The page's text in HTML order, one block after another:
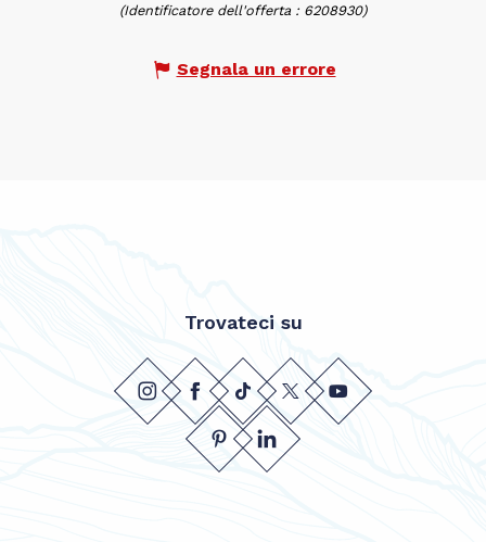
(Identificatore dell'offerta : 6208930)
Segnala un errore
Trovateci su